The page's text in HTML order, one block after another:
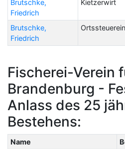
Brutschke,
Friedrich
Kietzerwirt
Brutschke,
Friedrich
Fischerei-Verein
Brandenburg -
Anlass des 25
Bestehens:
Name